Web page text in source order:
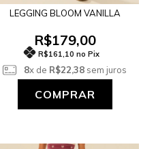
LEGGING BLOOM VANILLA
R$179,00
R$161,10 no Pix
8x de R$22,38sem juros
COMPRAR